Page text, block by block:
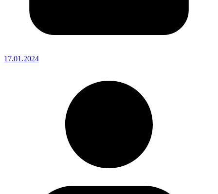
17.01.2024